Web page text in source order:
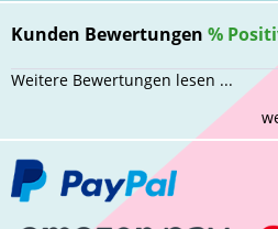
Kunden Bewertungen %
Weitere Bewertungen lesen ...